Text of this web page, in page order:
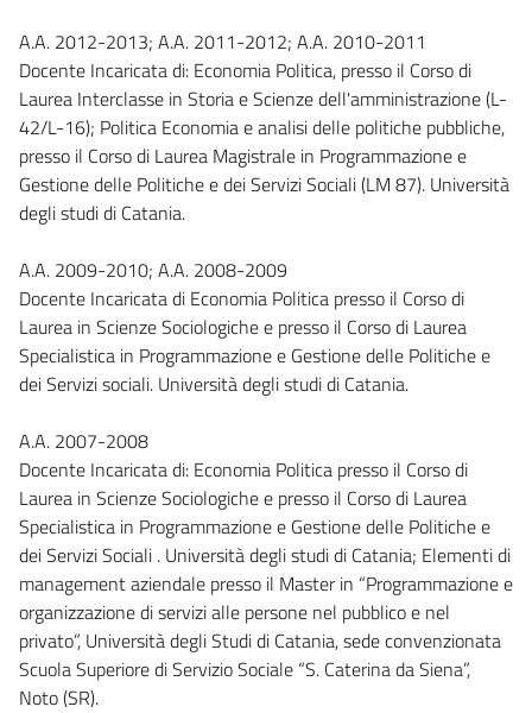
A.A. 2012-2013; A.A. 2011-2012; A.A. 2010-2011
Docente Incaricata di: Economia Politica, presso il Corso di
Laurea Interclasse in Storia e Scienze dell'amministrazione (L-
42/L-16); Politica Economia e analisi delle politiche pubbliche,
presso il Corso di Laurea Magistrale in Programmazione e
Gestione delle Politiche e dei Servizi Sociali (LM 87). Università
degli studi di Catania.
A.A. 2009-2010; A.A. 2008-2009
Docente Incaricata di Economia Politica presso il Corso di
Laurea in Scienze Sociologiche e presso il Corso di Laurea
Specialistica in Programmazione e Gestione delle Politiche e
dei Servizi sociali. Università degli studi di Catania.
A.A. 2007-2008
Docente Incaricata di: Economia Politica presso il Corso di
Laurea in Scienze Sociologiche e presso il Corso di Laurea
Specialistica in Programmazione e Gestione delle Politiche e
dei Servizi Sociali . Università degli studi di Catania; Elementi di
management aziendale presso il Master in “Programmazione e
organizzazione di servizi alle persone nel pubblico e nel
privato”, Università degli Studi di Catania, sede convenzionata
Scuola Superiore di Servizio Sociale “S. Caterina da Siena”,
Noto (SR).